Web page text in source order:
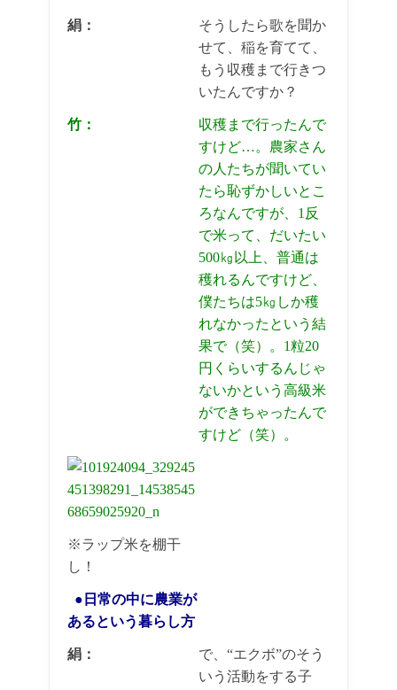
絹：
そうしたら歌を聞か
せて、稲を育てて、
もう収穫まで行きつ
いたんですか？
竹：
収穫まで行ったんで
すけど…。農家さん
の人たちが聞いてい
たら恥ずかしいとこ
ろなんですが、1反
で米って、だいたい
500㎏以上、普通は
穫れるんですけど、
僕たちは5㎏しか穫
れなかったという結
果で（笑）。1粒20
円くらいするんじゃ
ないかという高級米
ができちゃったんで
すけど（笑）。
※ラップ米を棚干
し！
●日常の中に農業が
あるという暮らし方
絹：
で、“エクボ”のそう
いう活動をする子